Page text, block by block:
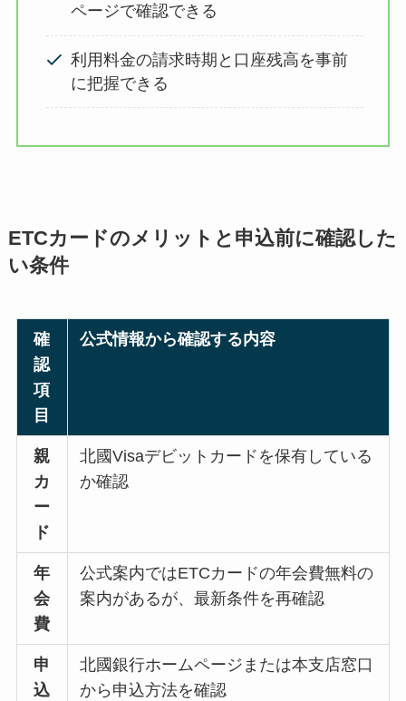
ページで確認できる
利用料金の請求時期と口座残高を事前
に把握できる
ETCカードのメリットと申込前に確認した
い条件
確
認
項
目
公式情報から確認する内容
親
カ
ー
ド
北國Visaデビットカードを保有している
か確認
年
会
費
公式案内ではETCカードの年会費無料の
案内があるが、最新条件を再確認
申
込
北國銀行ホームページまたは本支店窓口
から申込方法を確認